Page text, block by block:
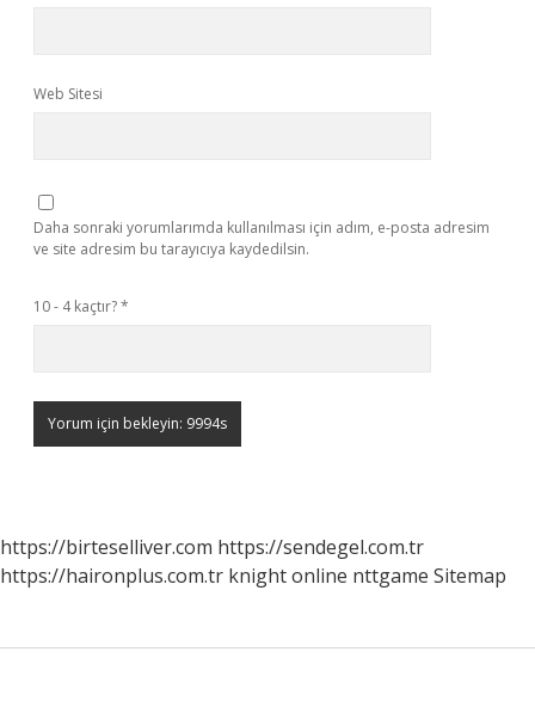
Web Sitesi
Daha sonraki yorumlarımda kullanılması için adım, e-posta adresim
ve site adresim bu tarayıcıya kaydedilsin.
10 - 4 kaçtır?*
https://birteselliver.com https://sendegel.com.tr
https://haironplus.com.tr knight online nttgame Sitemap